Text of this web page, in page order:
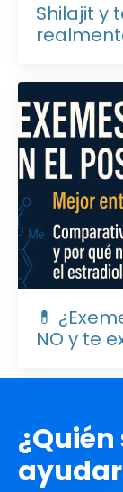
Shilajit y
💊
NO y te